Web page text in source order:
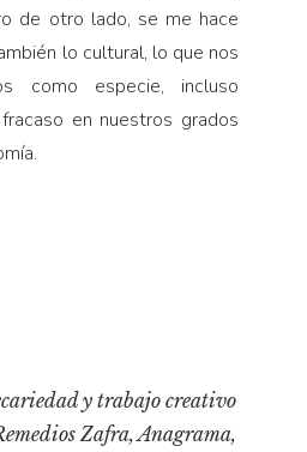
de otro lado, se me hace
lo cultural, lo que nos
como especie, incluso
en nuestros grados
y trabajo creativo
Zafra, Anagrama,